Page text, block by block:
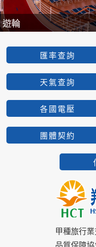
遊輪
匯率查詢
天氣查詢
各國電壓
團體契約
甲種旅行